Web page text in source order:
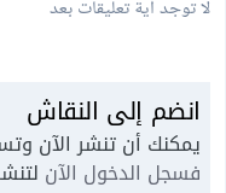
لا توجد أية تعليقات بعد
انضم إلى النقاش
يمكنك أن تنشر الآن
فسجل الدخول الآن